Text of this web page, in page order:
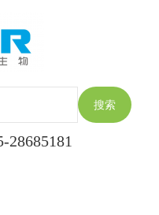
搜索
28685181